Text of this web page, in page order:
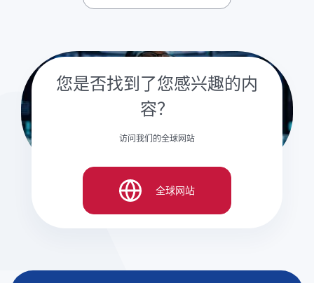
您是否找到了您感兴趣的内
容？
访问我们的全球网站
全球网站